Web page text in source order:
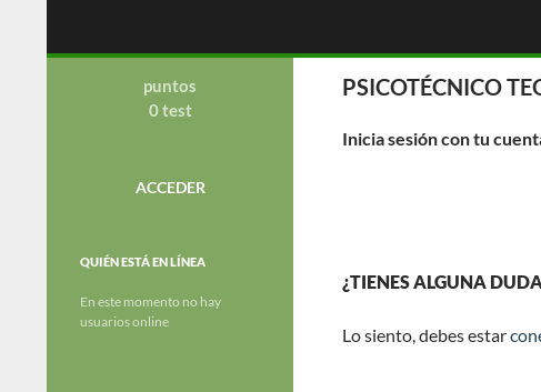
contenido
PSICOTÉCNICO
Inicia sesión con tu
¿TIENES ALGUNA
Lo siento, debes estar
academia de preparacion de
oposiciones al cuerpo de la Guardia
puntos
0 test
ACCEDER
QUIÉN ESTÁ EN LÍNEA
En este momento no hay
usuarios online